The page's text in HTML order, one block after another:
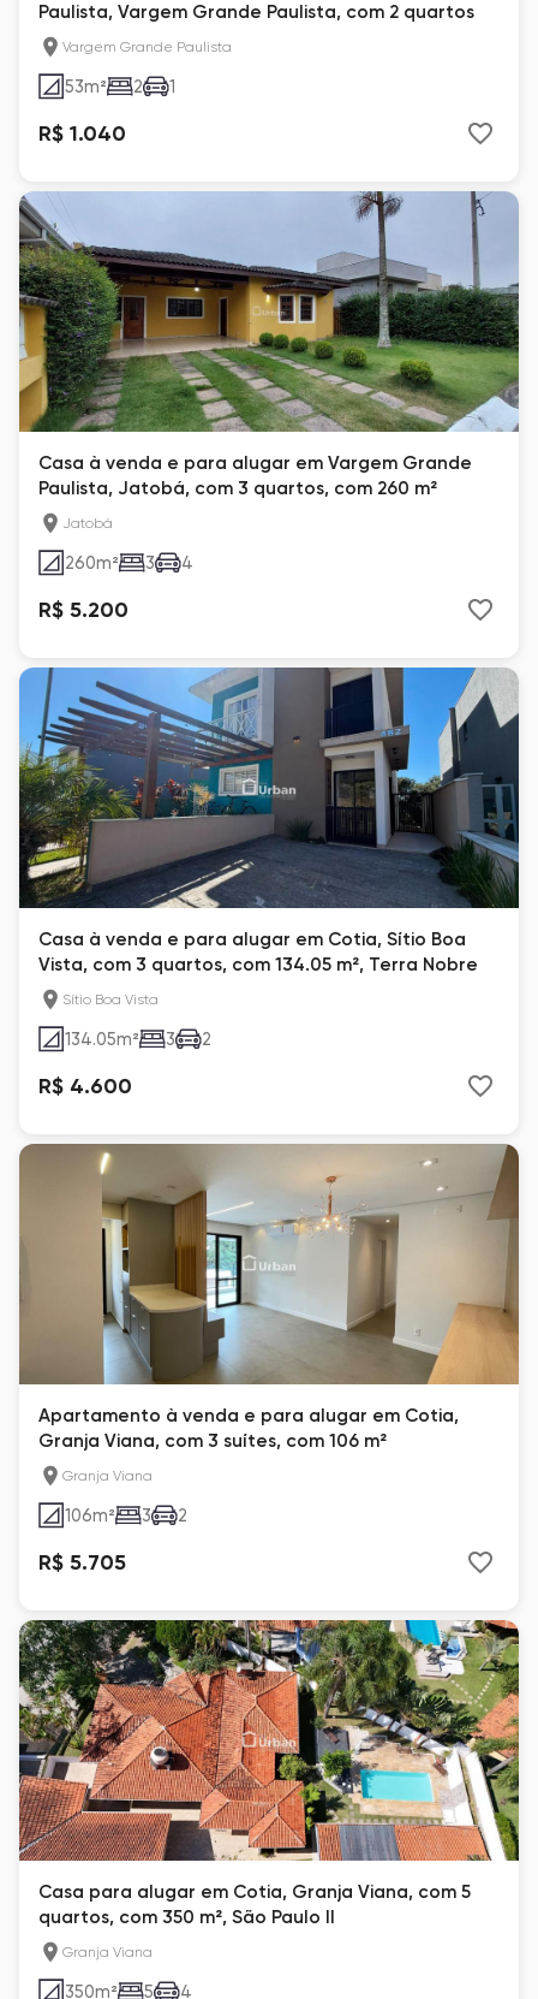
Paulista, Vargem Grande Paulista, com 2 quartos
Vargem Grande Paulista
53m² 2 1
R$ 1.040
Casa à venda e para alugar em Vargem Grande
Paulista, Jatobá, com 3 quartos, com 260 m²
Jatobá
260m² 3 4
R$ 5.200
Casa à venda e para alugar em Cotia, Sítio Boa
Vista, com 3 quartos, com 134.05 m², Terra Nobre
Sítio Boa Vista
134.05m² 3 2
R$ 4.600
Apartamento à venda e para alugar em Cotia,
Granja Viana, com 3 suítes, com 106 m²
Granja Viana
106m² 3 2
R$ 5.705
Casa para alugar em Cotia, Granja Viana, com 5
quartos, com 350 m², São Paulo II
Granja Viana
350m² 5 4